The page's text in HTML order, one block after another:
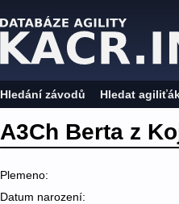
Hledání závodů Hledat
A3Ch Berta z
Plemeno:
Datum narození: